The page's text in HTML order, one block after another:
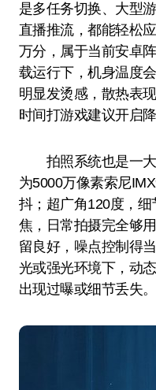
是多任务切换、大型
直播推流，都能轻松
万分，属于当前安卓
载运行下，机身温度
明显发烫感，散热表
时间打游戏建议开启降
拍照系统也是一大
为5000万像素索尼
抖；超广角120度，
焦，日常拍摄完全够
留良好，噪点控制得
光或强光环境下，动
出现过曝或细节丢失。